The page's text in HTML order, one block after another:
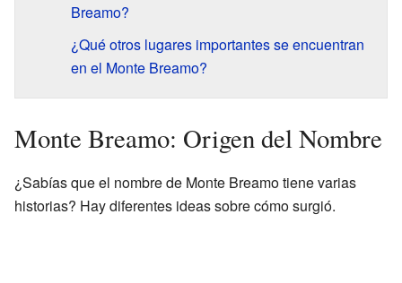
Breamo?
¿Qué otros lugares importantes se encuentran
en el Monte Breamo?
Monte Breamo: Origen del Nombre
¿Sabías que el nombre de Monte Breamo tiene varias
historias? Hay diferentes ideas sobre cómo surgió.